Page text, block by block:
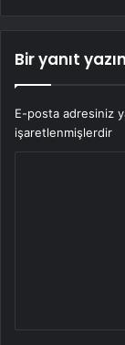
Bir yanıt yazın
E-posta adresiniz
işaretlenmişlerdir